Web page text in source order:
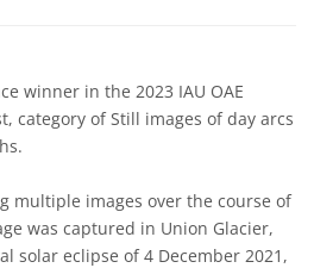
winner in the 2023 IAU OAE
category of Still images of day arcs
multiple images over the course of
was captured in Union Glacier,
solar eclipse of 4 December 2021,